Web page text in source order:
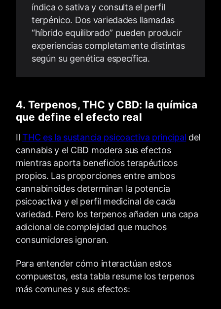
índica o sativa y consulta el perfil
terpénico. Dos variedades llamadas
“híbrido equilibrado” pueden producir
experiencias completamente distintas
según su genética específica.
4. Terpenos, THC y CBD: la química
que define el efecto real
IlTHC es la sustancia psicoactiva principal del
cannabis y el CBD modera sus efectos
mientras aporta beneficios terapéuticos
propios. Las proporciones entre ambos
cannabinoides determinan la potencia
psicoactiva y el perfil medicinal de cada
variedad. Pero los terpenos añaden una capa
adicional de complejidad que muchos
consumidores ignoran.
Para entender cómo interactúan estos
compuestos, esta tabla resume los terpenos
más comunes y sus efectos: